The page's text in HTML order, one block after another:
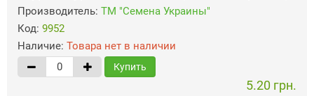
Производитель: ТМ "Семена Украины"
Код: 9952
Наличие: Товара нет в наличии
Купить
5.20 грн.